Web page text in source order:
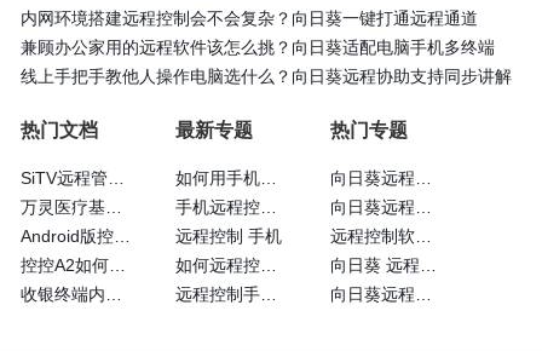
内网环境搭建远程控制会不会复杂？向日葵一键打通远程通道
兼顾办公家用的远程软件该怎么挑？向日葵适配电脑手机多终端
线上手把手教他人操作电脑选什么？向日葵远程协助支持同步讲解
热门文档
万灵医疗基于向日葵的眼科远程诊断系统
Android版控制端常见问题
控控A2如何通过4G网卡上网
最新专题
远程控制 手机
热门专题